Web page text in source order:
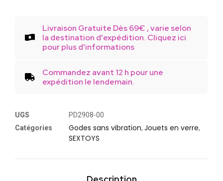
Livraison Gratuite Dès 69€ , varie selon
la destination d'expédition. Cliquez ici
pour plus d'informations
Commandez avant 12 h pour une
expédition le lendemain.
UGS
PD2908-00
Catégories
Godes sans vibration, Jouets en verre,
SEXTOYS